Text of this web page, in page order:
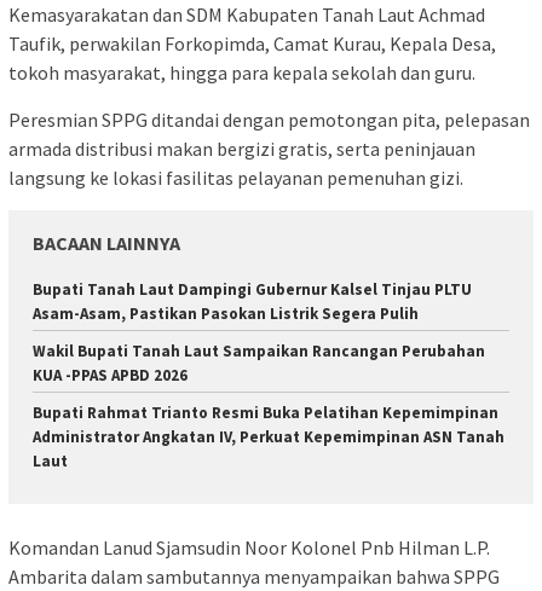
Kemasyarakatan dan SDM Kabupaten Tanah Laut Achmad
Taufik, perwakilan Forkopimda, Camat Kurau, Kepala Desa,
tokoh masyarakat, hingga para kepala sekolah dan guru.
Peresmian SPPG ditandai dengan pemotongan pita, pelepasan
armada distribusi makan bergizi gratis, serta peninjauan
langsung ke lokasi fasilitas pelayanan pemenuhan gizi.
BACAAN LAINNYA
Bupati Tanah Laut Dampingi Gubernur Kalsel Tinjau PLTU
Asam-Asam, Pastikan Pasokan Listrik Segera Pulih
Wakil Bupati Tanah Laut Sampaikan Rancangan Perubahan
KUA -PPAS APBD 2026
Bupati Rahmat Trianto Resmi Buka Pelatihan Kepemimpinan
Administrator Angkatan IV, Perkuat Kepemimpinan ASN Tanah
Laut
Komandan Lanud Sjamsudin Noor Kolonel Pnb Hilman L.P.
Ambarita dalam sambutannya menyampaikan bahwa SPPG